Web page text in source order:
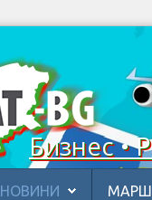
Бизнес •
НОВИНИ